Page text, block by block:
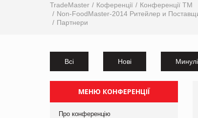
TradeMaster Коференції
Конференції ТМ
Non-FoodMaster-2014 Ритейлер и
Партнери
Всі Нові Минулі
МЕНЮ КОНФЕРЕНЦІЇ
Про конференцію